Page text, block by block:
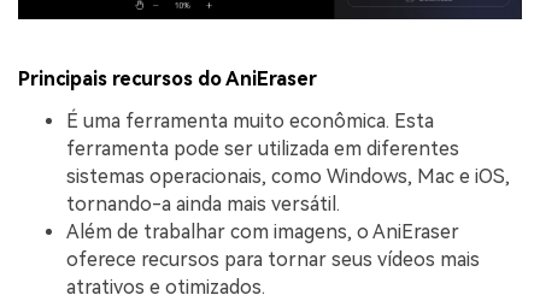
Principais recursos do AniEraser
É uma ferramenta muito econômica. Esta
ferramenta pode ser utilizada em diferentes
sistemas operacionais, como Windows, Mac e iOS,
tornando-a ainda mais versátil.
Além de trabalhar com imagens, o AniEraser
oferece recursos para tornar seus vídeos mais
atrativos e otimizados.